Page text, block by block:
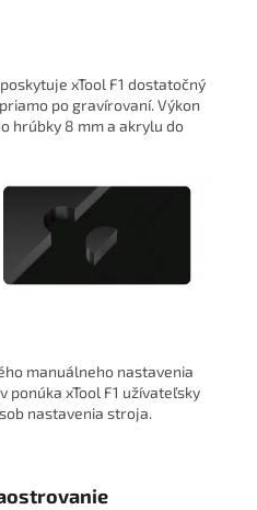
xTool F1 dostatočný
po gravírovaní. Výkon
hrúbky 8 mm a akrylu do
manuálneho nastavenia
xTool F1 užívateľsky
nastavenia stroja.